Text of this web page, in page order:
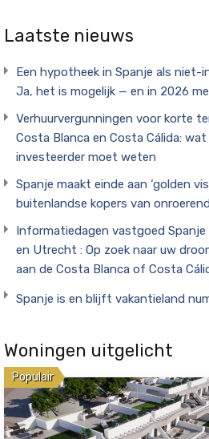
Laatste nieuws
Een hypotheek in Spanje als niet-
Ja, het is mogelijk — en in 2026
Verhuurvergunningen voor korte
Costa Blanca en Costa Cálida: wat
investeerder moet weten
Spanje maakt einde aan ‘golden
buitenlandse kopers van
Informatiedagen vastgoed Spanje
en Utrecht : Op zoek naar uw
aan de Costa Blanca of Costa
Spanje is en blijft vakantieland
Woningen uitgelicht
Populair